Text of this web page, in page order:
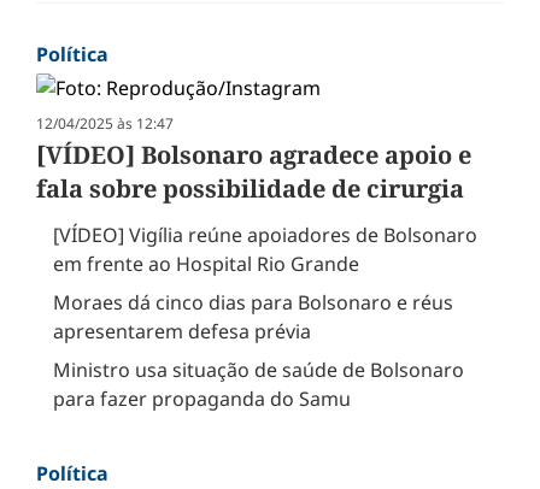
Política
12/04/2025 às 12:47
[VÍDEO] Bolsonaro agradece apoio e
fala sobre possibilidade de cirurgia
[VÍDEO] Vigília reúne apoiadores de Bolsonaro
em frente ao Hospital Rio Grande
Moraes dá cinco dias para Bolsonaro e réus
apresentarem defesa prévia
Ministro usa situação de saúde de Bolsonaro
para fazer propaganda do Samu
Política